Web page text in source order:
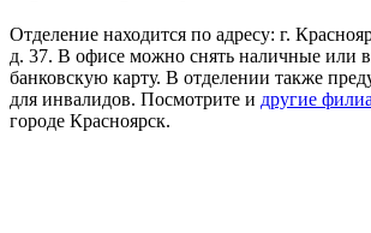
Отделение находится по адресу: г.
д. 37. В офисе можно снять наличные или
банковскую карту. В отделении также
для инвалидов. Посмотрите и другие
городе Красноярск.